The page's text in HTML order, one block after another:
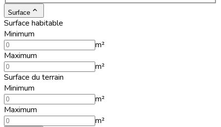
Surface
Surface habitable
Minimum
m²
Maximum
m²
Surface du terrain
Minimum
m²
Maximum
m²